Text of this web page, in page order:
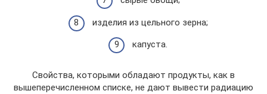
изделия из цельного зерна;
капуста.
Свойства, которыми обладают продукты, как в
вышеперечисленном списке, не дают вывести радиацию